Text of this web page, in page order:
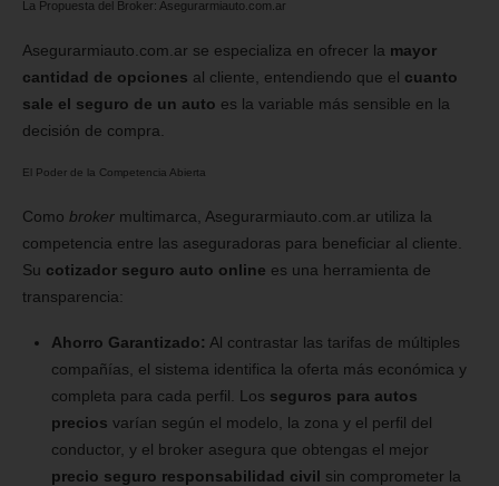
La Propuesta del Broker: Asegurarmiauto.com.ar
Asegurarmiauto.com.ar se especializa en ofrecer la mayor
cantidad de opciones al cliente, entendiendo que el cuanto
sale el seguro de un auto es la variable más sensible en la
decisión de compra.
El Poder de la Competencia Abierta
Como broker multimarca, Asegurarmiauto.com.ar utiliza la
competencia entre las aseguradoras para beneficiar al cliente.
Su cotizador seguro auto online es una herramienta de
transparencia:
Ahorro Garantizado: Al contrastar las tarifas de múltiples
compañías, el sistema identifica la oferta más económica y
completa para cada perfil. Los seguros para autos
precios varían según el modelo, la zona y el perfil del
conductor, y el broker asegura que obtengas el mejor
precio seguro responsabilidad civil sin comprometer la